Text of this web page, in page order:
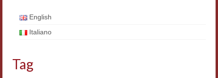
LEAD
Didattica
English
Italiano
Tag